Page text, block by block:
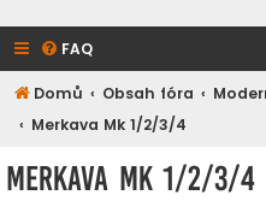
FAQ
Domů Obsah fóra
Merkava Mk 1/2/3/4
Merkava Mk 1/2/3/4